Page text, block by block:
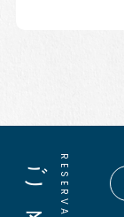
ご予約